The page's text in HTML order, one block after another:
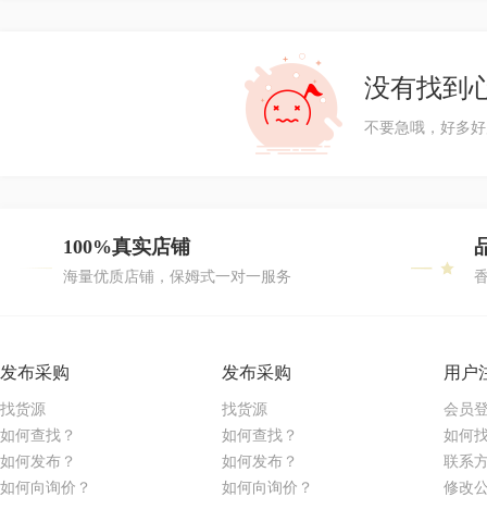
没有找到
不要急哦，好多
100%真实店铺
海量优质店铺，保姆式一对一服务
发布采购
找货源
如何查找？
如何发布？
如何向询价？
发布采购
找货源
如何查找？
如何发布？
如何向询价？
用户
会员
如何
联系
修改